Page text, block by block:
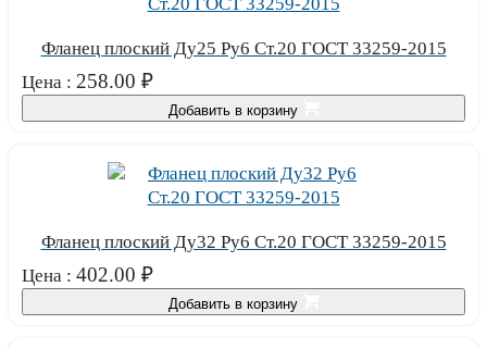
Фланец плоский Ду25 Ру6 Ст.20 ГОСТ 33259-2015
Цена : 258.00 ₽
Добавить в корзину
Фланец плоский Ду32 Ру6 Ст.20 ГОСТ 33259-2015
Цена : 402.00 ₽
Добавить в корзину